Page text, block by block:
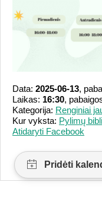
Data: 2025-06-13,
Laikas: 16:30,
Kategorija: Renginiai
Kur vyksta: Pylimų
Atidaryti Facebook